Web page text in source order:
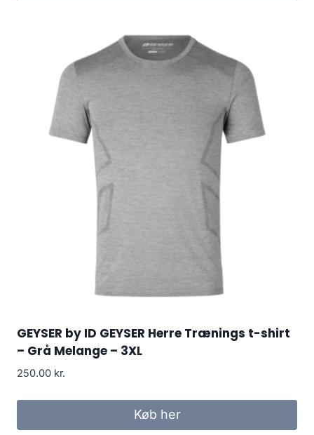
GEYSER by ID GEYSER Herre Trænings t-shirt
– Grå Melange – 3XL
250.00 kr.
Køb her